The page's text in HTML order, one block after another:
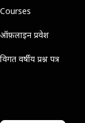
Courses
ऑफ़लाइन प्रवेश
विगत वर्षीय प्रश्न पत्र